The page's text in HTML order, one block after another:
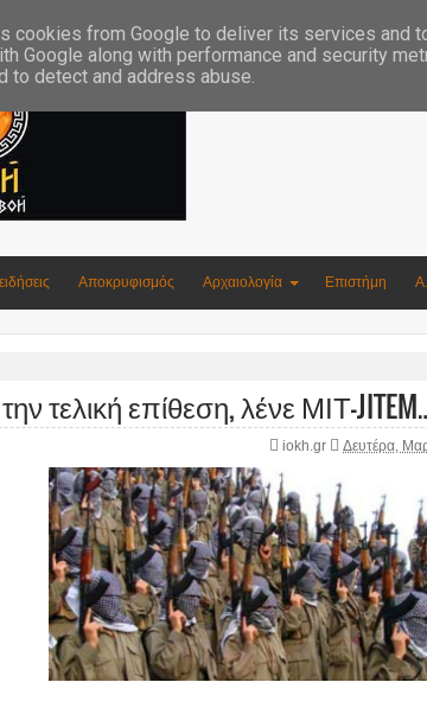
Αποκρυφισμός Αρχαιολογία Επιστήμη
τελική επίθεση, λένε ΜΙΤ-
iokh.gr Δευτέρα,
cookies from Google to deliver its services and
Google along with performance and security
to detect and address abuse.